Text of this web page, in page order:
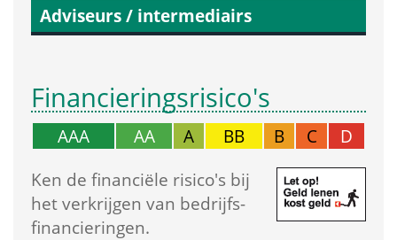
Adviseurs / intermediairs
Financierings­risico's
AAA AA A BB B C
D
Ken de financiële risico's bij
het verkrijgen van bedrijfs­
financieringen.